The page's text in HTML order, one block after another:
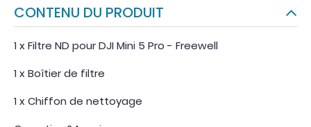
CONTENU DU PRODUIT
1 x Filtre ND pour DJI Mini 5 Pro - Freewell
1 x Boîtier de filtre
1 x Chiffon de nettoyage